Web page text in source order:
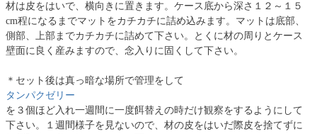
材は皮をはいで、横向きに置きます。ケース底から深さ１２～１５
cm程になるまでマットをカチカチに詰め込みます。マットは底部、
側部、上部までカチカチに詰めて下さい。とくに材の周りとケース
壁面に良く産みますので、念入りに固くして下さい。
＊セット後は真っ暗な場所で管理をして
タンパクゼリー
を３個ほど入れ一週間に一度餌替えの時だけ観察をするようにして
下さい。１週間様子を見ないので、材の皮をはいだ際皮を捨てずに